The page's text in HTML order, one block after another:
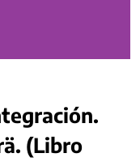
(Libro